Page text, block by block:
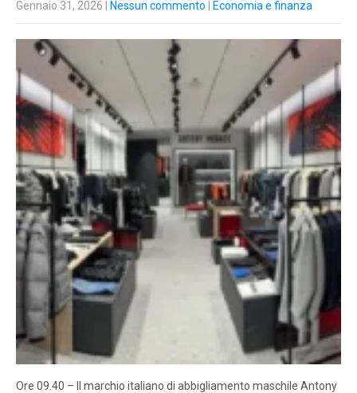
Gennaio 31, 2026 Nessun commento Economia e finanza
Ore 09.40 – Il marchio italiano di abbigliamento maschile Antony